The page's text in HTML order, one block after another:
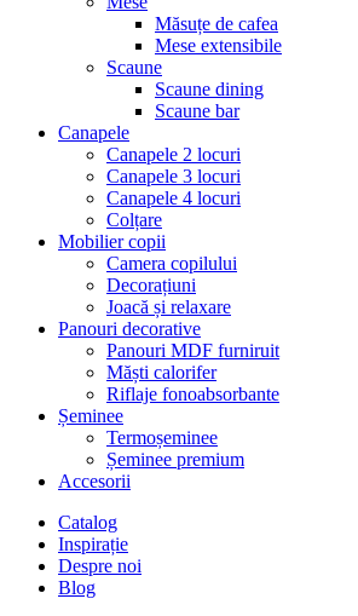
Măsuțe de cafea
Mese extensibile
Scaune
Scaune dining
Scaune bar
Canapele
Canapele 2 locuri
Canapele 3 locuri
Canapele 4 locuri
Colțare
Mobilier copii
Camera copilului
Decorațiuni
Joacă și relaxare
Panouri decorative
Panouri MDF furniruit
Măști calorifer
Riflaje fonoabsorbante
Șeminee
Termoșeminee
Șeminee premium
Accesorii
Catalog
Inspirație
Despre noi
Blog